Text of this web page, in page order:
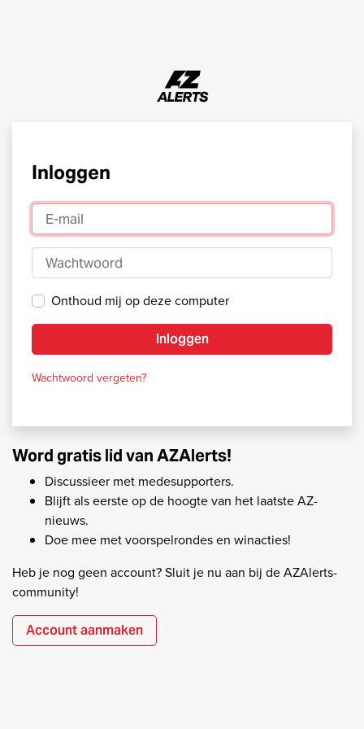
Inloggen
E-mail
Wachtwoord
Onthoud mij op deze computer
Inloggen
Wachtwoord vergeten?
Word gratis lid van AZAlerts!
Discussieer met medesupporters.
Blijft als eerste op de hoogte van het laatste AZ-
nieuws.
Doe mee met voorspelrondes en winacties!
Heb je nog geen account? Sluit je nu aan bij de AZAlerts-
community!
Account aanmaken